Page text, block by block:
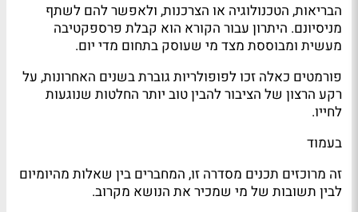
הבריאות, הטכנולוגיה או הצרכנות, ולאפשר להם לשתף
מניסיונם. היתרון עבור הקורא הוא קבלת פרספקטיבה
מעשית ומבוססת מצד מי שעוסק בתחום מדי יום.
פורמטים כאלה זכו לפופולריות גוברת בשנים האחרונות, על
רקע הרצון של הציבור להבין טוב יותר החלטות שנוגעות
לחייו.
בעמוד
זה מרוכזים תכנים מסדרה זו, המחברים בין שאלות מהיומיום
לבין תשובות של מי שמכיר את הנושא מקרוב.